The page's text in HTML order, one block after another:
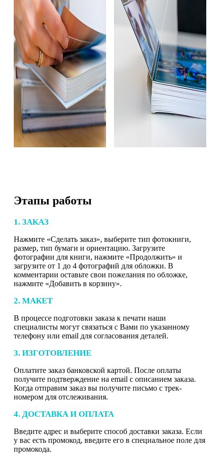
Этапы работы
1. ЗАКАЗ
Нажмите «Сделать заказ», выберите тип фотокниги,
размер, тип бумаги и ориентацию. Загрузите
фотографии для книги, нажмите «Продолжить» и
загрузите от 1 до 4 фотографий для обложки. В
комментарии оставьте свои пожелания по обложке,
нажмите «Добавить в корзину».
2. МАКЕТ
В процессе подготовки заказа к печати наши
специалисты могут связаться с Вами по указанному
телефону или email для согласования деталей.
3. ИЗГОТОВЛЕНИЕ
Оплатите заказ банковской картой. После оплаты
получите подтверждение на email с описанием заказа.
Когда отправим заказ вы получите письмо с трек-
номером для отслеживания.
4. ДОСТАВКА И ОПЛАТА
Введите адрес и выберите способ доставки заказа. Если
у вас есть промокод, введите его в специальное поле для
промокода.